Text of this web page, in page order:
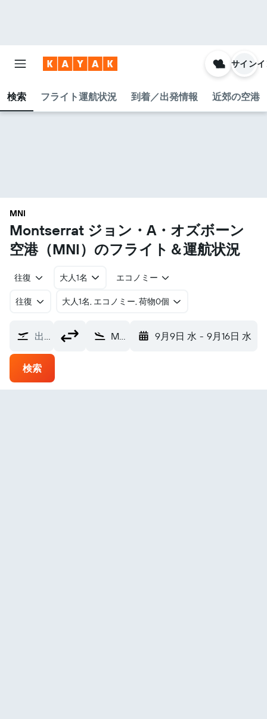
検索 フライト運航状況 到着／出発情報 近郊の空港
サイン
MNI
Montserrat ジョン・A・オズボーン
空港​（MNI​）のフライト＆運航状況
往復 大人1名 エコノミー
往復 ​大人1名, エコノミー, 荷物0個
出発地 Montserrat ジョン・A・オズボーン空港 (MNI) 9月9日 水 - 9月16日 水
検索